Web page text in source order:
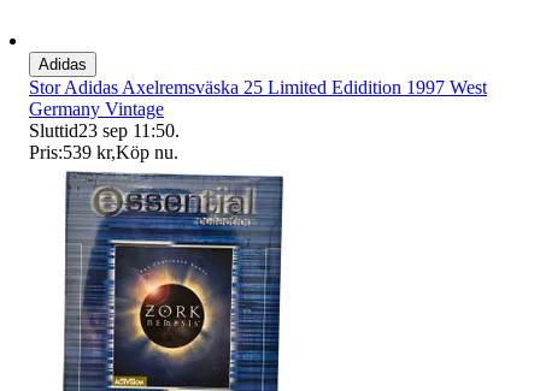
Adidas
Stor Adidas Axelremsväska 25 Limited Edidition 1997 West
Germany Vintage
Sluttid23 sep 11:50.
Pris:539 kr,Köp nu.